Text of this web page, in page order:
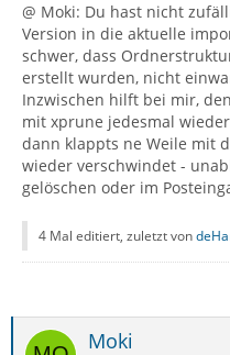
@ Moki: Du hast nicht
Version in die aktuelle
schwer, dass
erstellt wurden, nicht
Inzwischen hilft bei mir,
mit xprune jedesmal
dann klappts ne Weile mit
wieder verschwindet -
gelöschen oder im
4 Mal editiert, zuletzt von
Moki